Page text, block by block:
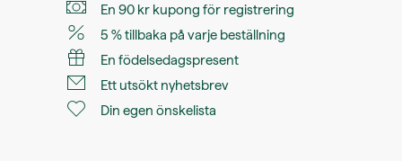
En 90 kr kupong för registrering
5 % tillbaka på varje beställning
En födelsedagspresent
Ett utsökt nyhetsbrev
Din egen önskelista